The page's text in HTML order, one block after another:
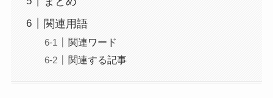
関連用語
関連ワード
関連する記事